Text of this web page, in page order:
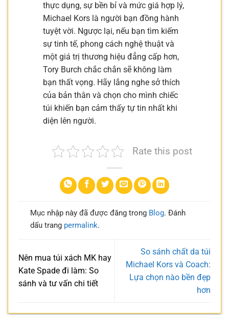
thực dụng, sự bền bỉ và mức giá hợp lý,
Michael Kors là người bạn đồng hành
tuyệt vời. Ngược lại, nếu bạn tìm kiếm
sự tinh tế, phong cách nghệ thuật và
một giá trị thương hiệu đẳng cấp hơn,
Tory Burch chắc chắn sẽ không làm
bạn thất vọng. Hãy lắng nghe sở thích
của bản thân và chọn cho mình chiếc
túi khiến bạn cảm thấy tự tin nhất khi
diện lên người.
Rate this post
Mục nhập này đã được đăng trong Blog. Đánh
dấu trang permalink.
Nên mua túi xách MK hay
Kate Spade đi làm: So
sánh và tư vấn chi tiết
So sánh chất da túi
Michael Kors và Coach:
Lựa chọn nào bền đẹp
hơn